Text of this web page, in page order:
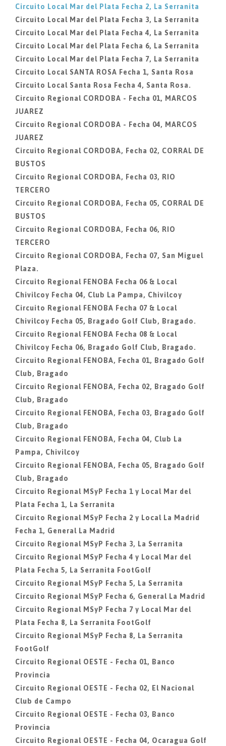
Circuito Local Mar del Plata Fecha 2, La Serranita
Circuito Local Mar del Plata Fecha 3, La Serranita
Circuito Local Mar del Plata Fecha 4, La Serranita
Circuito Local Mar del Plata Fecha 6, La Serranita
Circuito Local Mar del Plata Fecha 7, La Serranita
Circuito Local SANTA ROSA Fecha 1, Santa Rosa
Circuito Local Santa Rosa Fecha 4, Santa Rosa.
Circuito Regional CORDOBA - Fecha 01, MARCOS
JUAREZ
Circuito Regional CORDOBA - Fecha 04, MARCOS
JUAREZ
Circuito Regional CORDOBA, Fecha 02, CORRAL DE
BUSTOS
Circuito Regional CORDOBA, Fecha 03, RIO
TERCERO
Circuito Regional CORDOBA, Fecha 05, CORRAL DE
BUSTOS
Circuito Regional CORDOBA, Fecha 06, RIO
TERCERO
Circuito Regional CORDOBA, Fecha 07, San Miguel
Plaza.
Circuito Regional FENOBA Fecha 06 & Local
Chivilcoy Fecha 04, Club La Pampa, Chivilcoy
Circuito Regional FENOBA Fecha 07 & Local
Chivilcoy Fecha 05, Bragado Golf Club, Bragado.
Circuito Regional FENOBA Fecha 08 & Local
Chivilcoy Fecha 06, Bragado Golf Club, Bragado.
Circuito Regional FENOBA, Fecha 01, Bragado Golf
Club, Bragado
Circuito Regional FENOBA, Fecha 02, Bragado Golf
Club, Bragado
Circuito Regional FENOBA, Fecha 03, Bragado Golf
Club, Bragado
Circuito Regional FENOBA, Fecha 04, Club La
Pampa, Chivilcoy
Circuito Regional FENOBA, Fecha 05, Bragado Golf
Club, Bragado
Circuito Regional MSyP Fecha 1 y Local Mar del
Plata Fecha 1, La Serranita
Circuito Regional MSyP Fecha 2 y Local La Madrid
Fecha 1, General La Madrid
Circuito Regional MSyP Fecha 3, La Serranita
Circuito Regional MSyP Fecha 4 y Local Mar del
Plata Fecha 5, La Serranita FootGolf
Circuito Regional MSyP Fecha 5, La Serranita
Circuito Regional MSyP Fecha 6, General La Madrid
Circuito Regional MSyP Fecha 7 y Local Mar del
Plata Fecha 8, La Serranita FootGolf
Circuito Regional MSyP Fecha 8, La Serranita
FootGolf
Circuito Regional OESTE - Fecha 01, Banco
Provincia
Circuito Regional OESTE - Fecha 02, El Nacional
Club de Campo
Circuito Regional OESTE - Fecha 03, Banco
Provincia
Circuito Regional OESTE - Fecha 04, Ocaragua Golf